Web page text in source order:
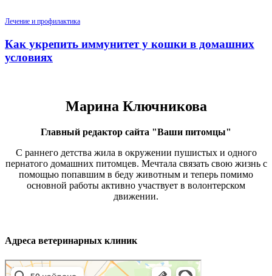
Лечение и профилактика
Как укрепить иммунитет у кошки в домашних
условиях
Марина Ключникова
Главный редактор сайта "Ваши питомцы"
С раннего детства жила в окружении пушистых и одного
пернатого домашних питомцев. Мечтала связать свою жизнь с
помощью попавшим в беду животным и теперь помимо
основной работы активно участвует в волонтерском
движении.
Адреса ветеринарных клиник